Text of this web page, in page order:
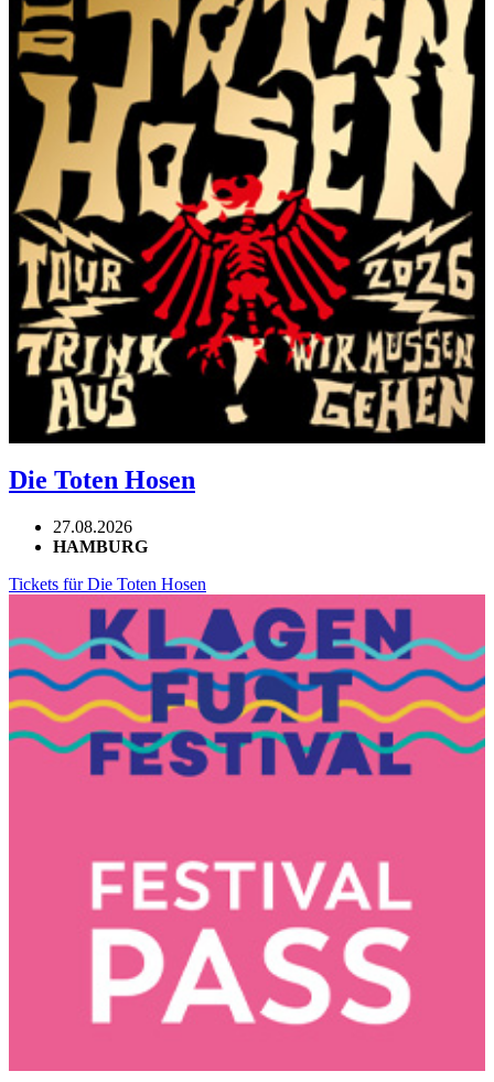
Die Toten Hosen
27.08.2026
HAMBURG
Tickets für Die Toten Hosen